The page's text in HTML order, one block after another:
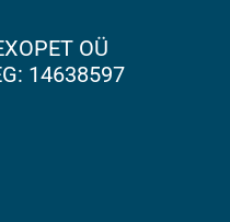
OÜ
14638597